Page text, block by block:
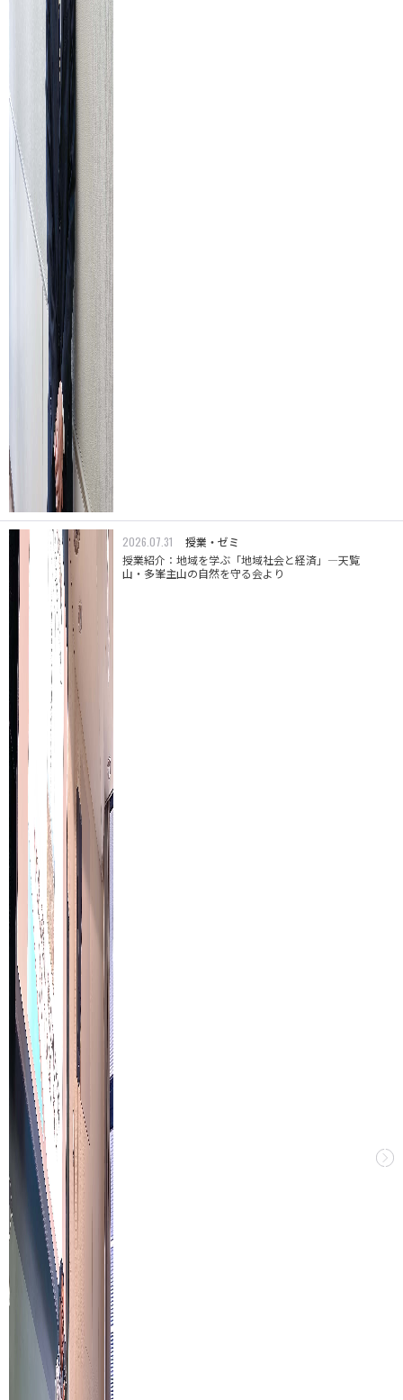
2026.07.31
授業・ゼミ
授業紹介：地域を学ぶ「地域社会と経済」―天覧
山・多峯主山の自然を守る会より